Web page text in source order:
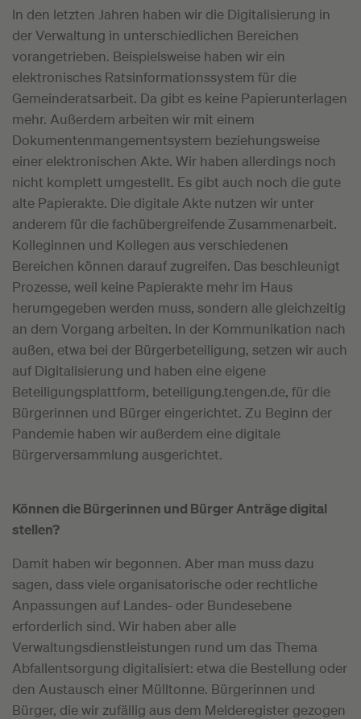
In den letzten Jahren haben wir die Digitalisierung in
der Verwaltung in unterschiedlichen Bereichen
vorangetrieben. Beispielsweise haben wir ein
elektronisches Ratsinformationssystem für die
Gemeinderatsarbeit. Da gibt es keine Papierunterlagen
mehr. Außerdem arbeiten wir mit einem
Dokumentenmangementsystem beziehungsweise
einer elektronischen Akte. Wir haben allerdings noch
nicht komplett umgestellt. Es gibt auch noch die gute
alte Papierakte. Die digitale Akte nutzen wir unter
anderem für die fachübergreifende Zusammenarbeit.
Kolleginnen und Kollegen aus verschiedenen
Bereichen können darauf zugreifen. Das beschleunigt
Prozesse, weil keine Papierakte mehr im Haus
herumgegeben werden muss, sondern alle gleichzeitig
an dem Vorgang arbeiten. In der Kommunikation nach
außen, etwa bei der Bürgerbeteiligung, setzen wir auch
auf Digitalisierung und haben eine eigene
Beteiligungsplattform, beteiligung.tengen.de, für die
Bürgerinnen und Bürger eingerichtet. Zu Beginn der
Pandemie haben wir außerdem eine digitale
Bürgerversammlung ausgerichtet.
Können die Bürgerinnen und Bürger Anträge digital
stellen?
Damit haben wir begonnen. Aber man muss dazu
sagen, dass viele organisatorische oder rechtliche
Anpassungen auf Landes- oder Bundesebene
erforderlich sind. Wir haben aber alle
Verwaltungsdienstleistungen rund um das Thema
Abfallentsorgung digitalisiert: etwa die Bestellung oder
den Austausch einer Mülltonne. Bürgerinnen und
Bürger, die wir zufällig aus dem Melderegister gezogen